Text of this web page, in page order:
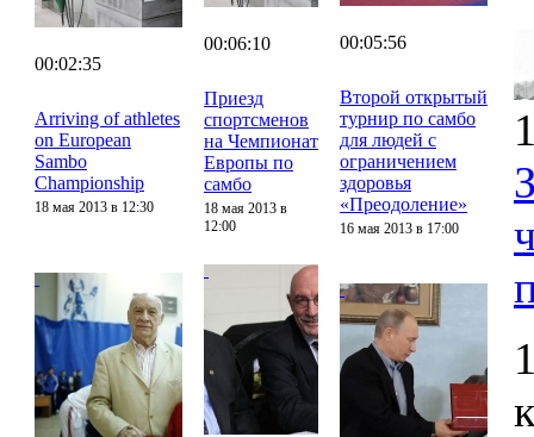
00:02:35
Arriving of athletes
on European
Sambo
Championship
18 мая 2013 в 12:30
00:06:10
Приезд
спортсменов
на Чемпионат
Европы по
самбо
18 мая 2013 в
12:00
00:05:56
Второй открытый
турнир по самбо
для людей с
ограничением
здоровья
«Преодоление»
16 мая 2013 в 17:00